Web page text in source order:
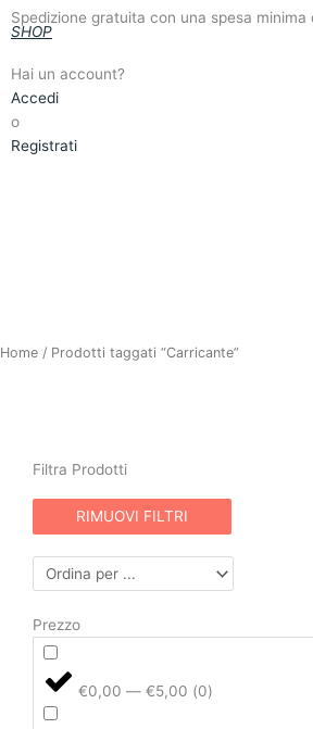
VaiSpedizione gratuita con una spesa
SHOP
Hai un account?
Accedi
o
Registrati
Home / Prodotti taggati “Carricante”
Filtra Prodotti
RIMUOVI FILTRI
Prezzo
€0,00 — €5,00 (0)